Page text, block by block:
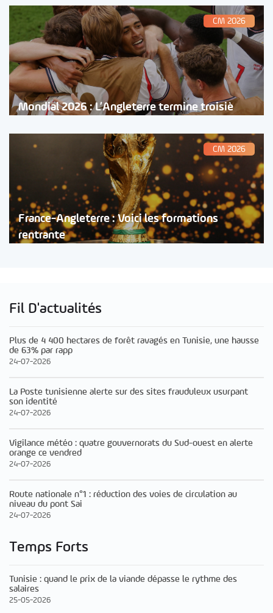
CM 2026
Mondial 2026 : L’Angleterre termine troisiè
CM 2026
France-Angleterre : Voici les formations
rentrante
Fil D'actualités
Plus de 4 400 hectares de forêt ravagés en Tunisie, une hausse
de 63% par rapp
24-07-2026
La Poste tunisienne alerte sur des sites frauduleux usurpant
son identité
24-07-2026
Vigilance météo : quatre gouvernorats du Sud-ouest en alerte
orange ce vendred
24-07-2026
Route nationale n°1 : réduction des voies de circulation au
niveau du pont Sai
24-07-2026
Temps Forts
Tunisie : quand le prix de la viande dépasse le rythme des
salaires
25-05-2026